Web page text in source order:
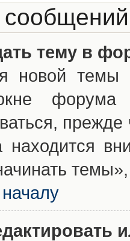
тему в
новой темы
находится